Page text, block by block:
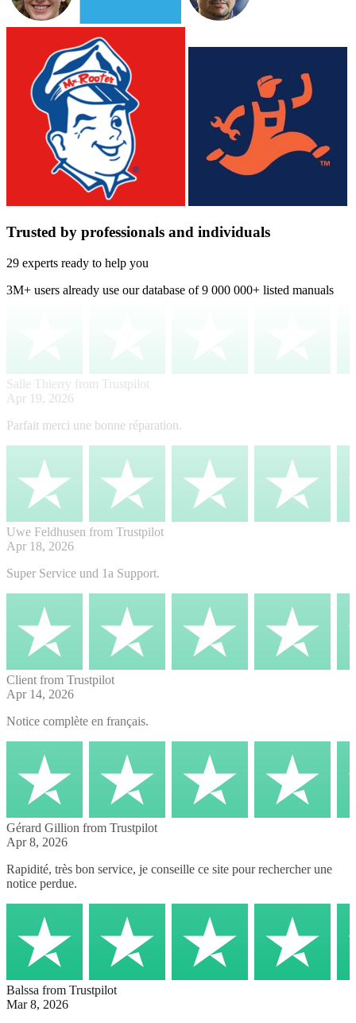
Trusted by professionals and individuals
29 experts ready to help you
3M+ users already use our database of 9 000 000+ listed manuals
Salle Thierry from Trustpilot
Apr 19, 2026
Parfait merci une bonne réparation.
Uwe Feldhusen from Trustpilot
Apr 18, 2026
Super Service und 1a Support.
Client from Trustpilot
Apr 14, 2026
Notice complète en français.
Gérard Gillion from Trustpilot
Apr 8, 2026
Rapidité, très bon service, je conseille ce site pour rechercher une
notice perdue.
Balssa from Trustpilot
Mar 8, 2026